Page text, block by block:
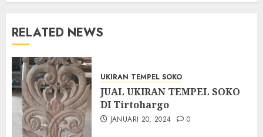
RELATED NEWS
UKIRAN TEMPEL SOKO
JUAL UKIRAN TEMPEL SOKO
DI Tirtohargo
JANUARI 20, 2024 0